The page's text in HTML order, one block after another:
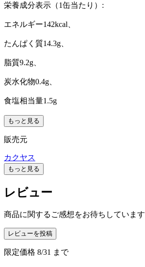
栄養成分表示（1缶当たり）:
エネルギー142kcal、
たんぱく質14.3g、
脂質9.2g、
炭水化物0.4g、
食塩相当量1.5g
もっと見る
販売元
カクヤス
もっと見る
レビュー
商品に関するご感想をお待ちしています
レビューを投稿
限定価格 8/31 まで